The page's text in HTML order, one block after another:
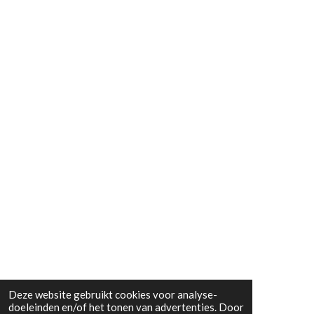
Deze website gebruikt cookies voor analyse-
doeleinden en/of het tonen van advertenties. Door